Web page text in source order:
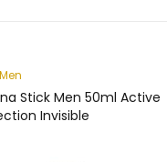
Stick Men 50ml Active
Invisible